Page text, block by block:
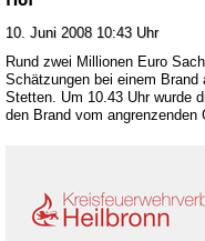
10. Juni 2008 10:43 Uhr
Rund zwei Millionen Euro
Schätzungen bei einem
Stetten. Um 10.43 Uhr wurde
den Brand vom